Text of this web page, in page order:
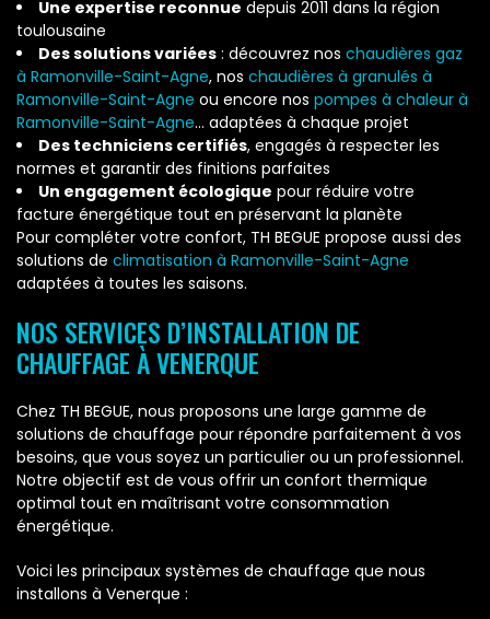
Une expertise reconnue depuis 2011 dans la région
toulousaine
Des solutions variées : découvrez nos chaudières gaz
à Ramonville-Saint-Agne, nos chaudières à granulés à
Ramonville-Saint-Agne ou encore nos pompes à chaleur à
Ramonville-Saint-Agne… adaptées à chaque projet
Des techniciens certifiés, engagés à respecter les
normes et garantir des finitions parfaites
Un engagement écologique pour réduire votre
facture énergétique tout en préservant la planète
Pour compléter votre confort, TH BEGUE propose aussi des
solutions de climatisation à Ramonville-Saint-Agne
adaptées à toutes les saisons.
NOS SERVICES D’INSTALLATION DE
CHAUFFAGE À VENERQUE
Chez TH BEGUE, nous proposons une large gamme de
solutions de chauffage pour répondre parfaitement à vos
besoins, que vous soyez un particulier ou un professionnel.
Notre objectif est de vous offrir un confort thermique
optimal tout en maîtrisant votre consommation
énergétique.
Voici les principaux systèmes de chauffage que nous
installons à Venerque :